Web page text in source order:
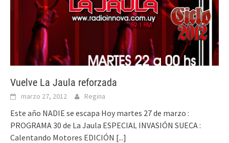
Vuelve La Jaula reforzada
marzo 27, 2012 Regina
Este año NADIE se escapa Hoy martes 27 de marzo :
PROGRAMA 30 de La Jaula ESPECIAL INVASIÓN SUECA :
Calentando Motores EDICIÓN [...]